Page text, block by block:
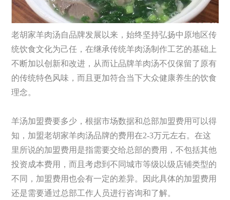
老胡家羊肉汤自品牌发展以来，始终坚持弘扬中原地区传
统饮食文化为己任，在继承传统羊肉汤制作工艺的基础上
不断加以创新和改进，从而让品牌羊肉汤不仅保留了原有
的传统特色风味，而且更加符合当下大众健康养生的饮食
理念。
羊汤加盟费要多少，根据市场数据和总部加盟费用可以得
知，加盟老胡家羊肉汤品牌的费用在2-3万元左右。在这
里所说的加盟费用是指需要交给总部的费用，不包括其他
投资成本费用，而且考虑到不同城市等级以级店铺类型的
不同，加盟费用也会有一定的差异。因此具体的加盟费用
还是需要通过总部工作人员进行咨询和了解。